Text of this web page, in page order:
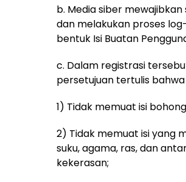
b. Media siber
dan melakukan proses
bentuk Isi Buatan
c. Dalam registrasi
persetujuan tertulis bahwa
1) Tidak memuat isi
2) Tidak memuat isi yang
suku, agama, ras, dan
kekerasan;